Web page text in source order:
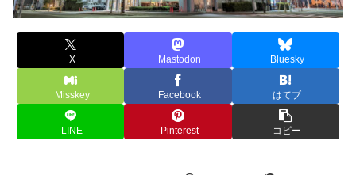
X Mastodon Bluesky
Misskey Facebook はてブ
LINE Pinterest コピー